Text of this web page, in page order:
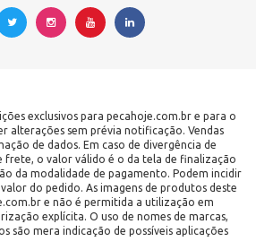
exclusivos para pecahoje.com.br e para o
alterações sem prévia notificação. Vendas
de dados. Em caso de divergência de
frete, o valor válido é o da tela de finalização
da modalidade de pagamento. Podem incidir
do pedido. As imagens de produtos deste
e não é permitida a utilização em
explícita. O uso de nomes de marcas,
são mera indicação de possíveis aplicações